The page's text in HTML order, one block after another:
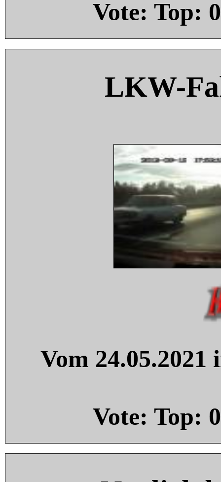
Vote: Top: 0
LKW-
Vom
Vote: Top: 0